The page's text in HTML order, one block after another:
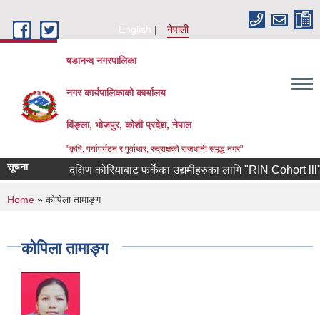
English
नेपाली
षडानन्द नगरपालिका
नगर कार्यपालिकाको कार्यालय
दिंङ्ला, भोजपुर, कोशी प्रदेश, नेपाल
"कृषि, पर्यापर्यटन र पूर्वाधार, रुद्राक्षको राजधानी समृद्ध नगर"
सूचना दक्षिण कोरियाबाट फर्केका उद्यमीहरुका लागि "RIN Cohort lll"
You are here
Home » कोपिला तामाङ्ग
कोपिला तामाङ्ग